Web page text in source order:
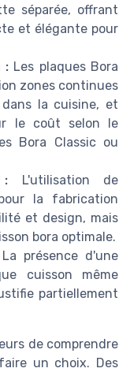
séparée, offrant
et élégante pour
:Les plaques Bora
zonescontinues
la cuisine, et
le coût selon le
Bora Classic ou
: L'utilisation de
la fabrication
et design, mais
bora optimale.
présence d'une
cuisson même
partiellement
de comprendre
un choix. Des